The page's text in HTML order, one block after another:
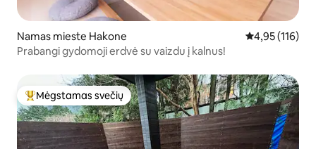
Namas mieste Hakone Vidutinis
4,95 (116)
Prabangi gydomoji erdvė su vaizdu į kalnus!
Svečių mėgstamiausias
Mėgstamas svečių